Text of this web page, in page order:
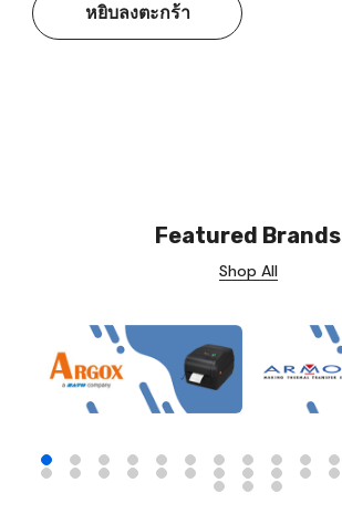
หยิบลงตะกร้า
Featured Brands
Shop All